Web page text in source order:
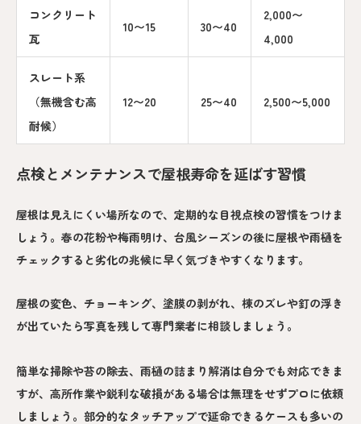
コンクリート
瓦
10〜15 30〜40
2,000〜
4,000
スレート系
（無機含む高
耐候）
12〜20 25〜40 2,500〜5,000
点検とメンテナンスで屋根寿命を延ばす習慣
屋根は見えにくい場所なので、定期的な目視点検の習慣をつけま
しょう。春の花粉や梅雨明け、台風シーズンの後に屋根や雨樋を
チェックすると劣化の兆候に早く気づきやすくなります。
屋根の変色、チョーキング、塗膜の剥がれ、棟のズレや釘の浮き
が出ていたら写真を残して専門業者に相談しましょう。
簡単な掃除や苔の除去、雨樋の詰まり解消は自分でも対応できま
すが、高所作業や鋭利な破損がある場合は無理をせずプロに依頼
しましょう。部分的なタッチアップで延命できるケースも多いの